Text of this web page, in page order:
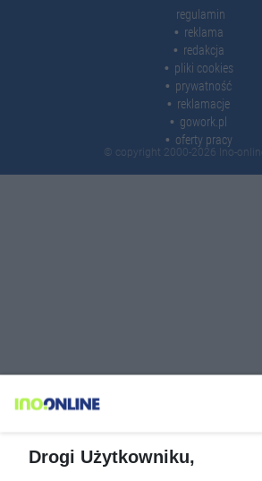
regulamin
reklama
redakcja
pliki cookies
prywatność
reklamacje
gowork.pl
oferty pracy
© copyright 2000-2026 Ino-
Drogi Użytkowniku,